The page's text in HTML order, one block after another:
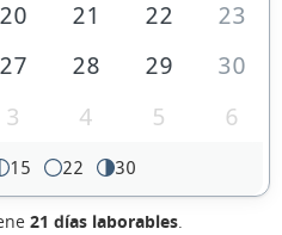
20 21 22
23
27 28 29
30
3 4 5 6
15 22 30
21 días laborables.